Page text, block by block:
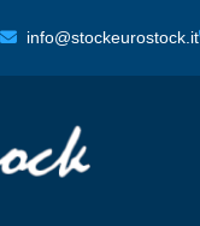
info@stockeurostock.it